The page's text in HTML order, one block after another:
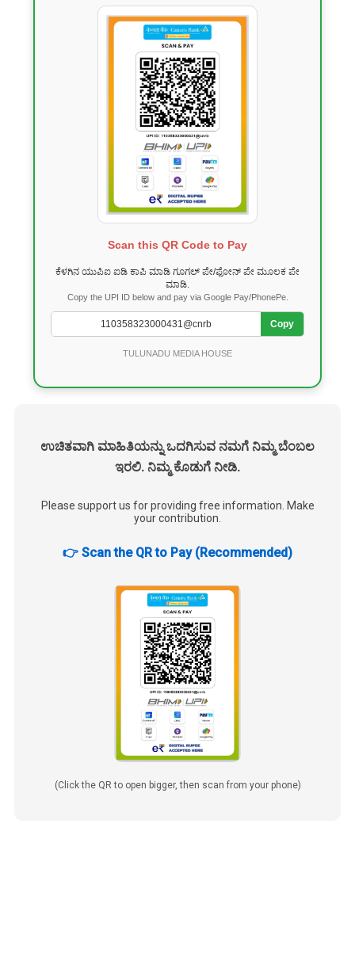
Scan this QR Code to Pay
ಕೆಳಗಿನ ಯುಪಿಐ ಐಡಿ ಕಾಪಿ ಮಾಡಿ ಗೂಗಲ್ ಪೇ/ಫೋನ್ ಪೇ ಮೂಲಕ ಪೇ
ಮಾಡಿ.
Copy the UPI ID below and pay via Google Pay/PhonePe.
Copy
TULUNADU MEDIA HOUSE
ಉಚಿತವಾಗಿ ಮಾಹಿತಿಯನ್ನು ಒದಗಿಸುವ ನಮಗೆ ನಿಮ್ಮ ಬೆಂಬಲ
ಇರಲಿ. ನಿಮ್ಮ ಕೊಡುಗೆ ನೀಡಿ.
Please support us for providing free information. Make
your contribution.
👉 Scan the QR to Pay (Recommended)
(Click the QR to open bigger, then scan from your phone)